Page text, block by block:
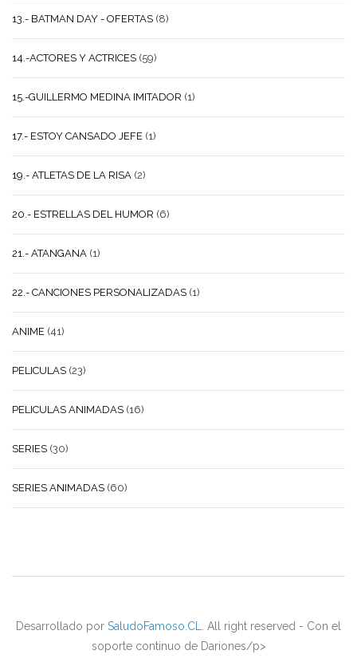
13.- BATMAN DAY - OFERTAS (8)
14.-ACTORES Y ACTRICES (59)
15.-GUILLERMO MEDINA IMITADOR (1)
17.- ESTOY CANSADO JEFE (1)
19.- ATLETAS DE LA RISA (2)
20.- ESTRELLAS DEL HUMOR (6)
21.- ATANGANA (1)
22.- CANCIONES PERSONALIZADAS (1)
ANIME (41)
PELICULAS (23)
PELICULAS ANIMADAS (16)
SERIES (30)
SERIES ANIMADAS (60)
Desarrollado por SaludoFamoso.CL
. All right reserved - Con el
soporte continuo de Dariones/p>